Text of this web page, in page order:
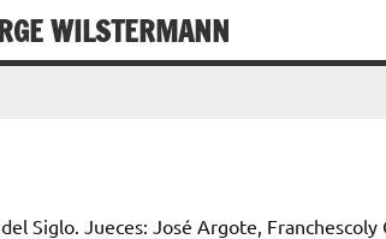
WILSTERMANN
Siglo. Jueces: José Argote, Franchescoly